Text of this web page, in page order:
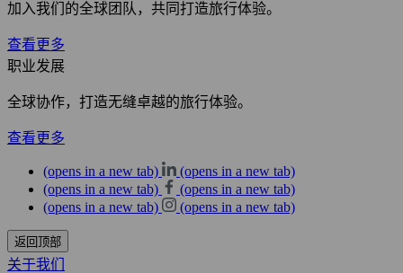
加入我们的全球团队，共同打造旅行体验。
查看更多
职业发展
全球协作，打造无缝卓越的旅行体验。
查看更多
(opens in a new tab)
(opens in a new tab)
(opens in a new tab)
(opens in a new tab)
(opens in a new tab)
(opens in a new tab)
返回顶部
关于我们